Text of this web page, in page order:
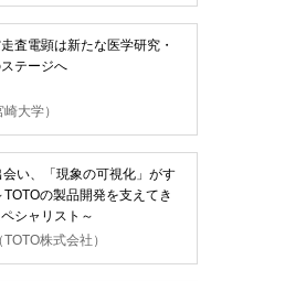
査電顕は新たな医学研究・
テージへ
大学）
い、「現象の可視化」がす
の製品開発を支えてき
シャリスト～
株式会社）